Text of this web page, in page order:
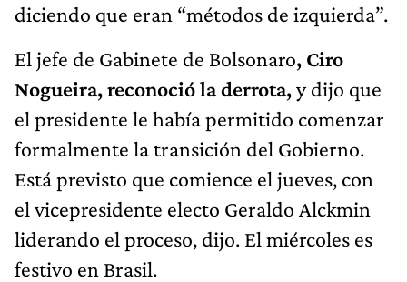
diciendo que eran “métodos de izquierda”.
El jefe de Gabinete de Bolsonaro, Ciro
Nogueira, reconoció la derrota,y dijo que
el presidente le había permitido comenzar
formalmente la transición del Gobierno.
Está previsto que comience el jueves, con
el vicepresidente electo Geraldo Alckmin
liderando el proceso, dijo. El miércoles es
festivo en Brasil.